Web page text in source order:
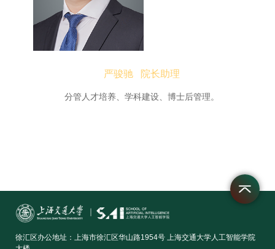
严骏驰 院长助理
分管人才培养、学科建设、博士后管理。
徐汇区办公地址：上海市徐汇区华山路1954号 上海交通大学人工智能学院